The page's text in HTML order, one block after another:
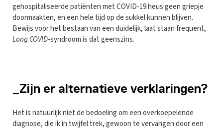
gehospitaliseerde patiënten met COVID-19 heus geen griepje
doormaakten, en een hele tijd op de sukkel kunnen blijven.
Bewijs voor het bestaan van een duidelijk, laat staan frequent,
Long COVID-syndroom is dat geenszins.
_Zijn er alternatieve verklaringen?
Het is natuurlijk niet de bedoeling om een overkoepelende
diagnose, die ik in twijfel trek, gewoon te vervangen door een